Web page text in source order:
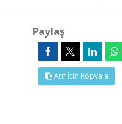
Paylaş
Atıf İçin Kopyala